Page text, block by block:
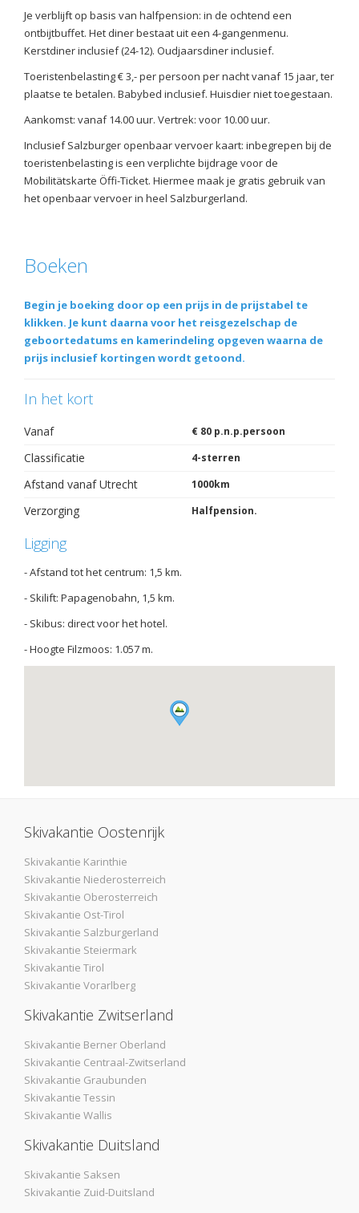
Je verblijft op basis van halfpension: in de ochtend een
ontbijtbuffet. Het diner bestaat uit een 4-gangenmenu.
Kerstdiner inclusief (24-12). Oudjaarsdiner inclusief.
Toeristenbelasting € 3,- per persoon per nacht vanaf 15 jaar, ter
plaatse te betalen. Babybed inclusief. Huisdier niet toegestaan.
Aankomst: vanaf 14.00 uur. Vertrek: voor 10.00 uur.
Inclusief Salzburger openbaar vervoer kaart: inbegrepen bij de
toeristenbelasting is een verplichte bijdrage voor de
Mobilitätskarte Öffi-Ticket. Hiermee maak je gratis gebruik van
het openbaar vervoer in heel Salzburgerland.
Boeken
Begin je boeking door op een prijs in de prijstabel te
klikken. Je kunt daarna voor het reisgezelschap de
geboortedatums en kamerindeling opgeven waarna de
prijs inclusief kortingen wordt getoond.
In het kort
Vanaf € 80 p.n.p.persoon
Classificatie 4-sterren
Afstand vanaf Utrecht 1000km
Verzorging Halfpension.
Ligging
- Afstand tot het centrum: 1,5 km.
- Skilift: Papagenobahn, 1,5 km.
- Skibus: direct voor het hotel.
- Hoogte Filzmoos: 1.057 m.
Skivakantie Oostenrijk
Skivakantie Karinthie
Skivakantie Niederosterreich
Skivakantie Oberosterreich
Skivakantie Ost-Tirol
Skivakantie Salzburgerland
Skivakantie Steiermark
Skivakantie Tirol
Skivakantie Vorarlberg
Skivakantie Zwitserland
Skivakantie Berner Oberland
Skivakantie Centraal-Zwitserland
Skivakantie Graubunden
Skivakantie Tessin
Skivakantie Wallis
Skivakantie Duitsland
Skivakantie Saksen
Skivakantie Zuid-Duitsland